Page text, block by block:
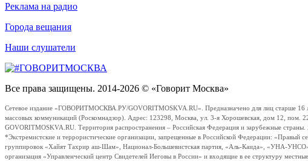
Реклама на радио
Города вещания
Наши слушатели
Все права защищены. 2014-2026 © «Говорит Москва»
Сетевое издание «ГОВОРИТМОСКВА.РУ/GOVORITMOSKVA.RU». Предназначено для лиц старше 16
массовых коммуникаций (Роскомнадзор). Адрес: 123298, Москва, ул. 3-я Хорошевская, дом 12,
GOVORITMOSKVA.RU. Территория распространения – Российская Федерация и зарубежные
*Экстремистские и террористические организации, запрещенные в Российской Федерации:
группировок «Хайят Тахрир аш-Шам», Национал-Большевистская партия, «Аль-Каида», «УНА-
организация «Управленческий центр Свидетелей Иеговы в России» и входящие в ее структуру